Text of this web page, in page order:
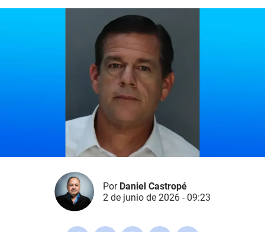
Por Daniel Castropé
2 de junio de 2026 - 09:23